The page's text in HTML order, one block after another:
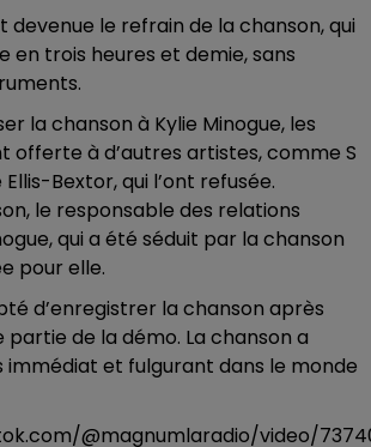
le refrain de la chanson, qui
en trois heures et demie, sans
la chanson à Kylie Minogue, les
offerte à d’autres artistes, comme S
Bextor, qui l’ont refusée.
le responsable des relations
qui a été séduit par la chanson
pour elle.
d’enregistrer la chanson après
de la démo. La chanson a
immédiat et fulgurant dans le monde
@magnumlaradio/video/